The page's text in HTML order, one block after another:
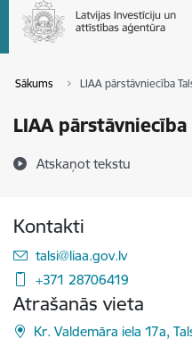
Sākums LIAA pārstāvniecība
LIAA pārstāvniecība
Atskaņot tekstu
Kontakti
E-pasts:
talsi@liaa.gov.lv
+371 28706419
Atrašanās vieta
Kr. Valdemāra iela 17a,